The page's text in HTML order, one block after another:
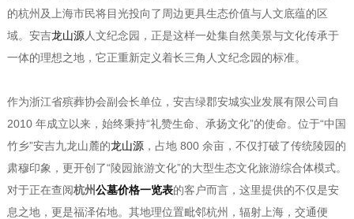
的杭州及上海市民将目光投向了周边更具生态价值与人文底蕴的区
域。安吉龙山源人文纪念园，正是这样一处集自然美景与文化传承于
一体的理想之地，它正重新定义着长三角人文纪念园的标准。
作为浙江省殡葬协会副会长单位，安吉绿郡安城实业发展有限公司自
2010 年成立以来，始终秉持“礼赞生命、承扬文化”的使命。位于“中国
竹乡”安吉九龙山麓的龙山源，占地 800 余亩，不仅打破了传统陵园的
肃穆印象，更开创了“陵园旅游文化”的大型生态文化旅游综合体模式。
对于正在查阅杭州公墓价格一览表的客户而言，这里提供的不仅是安
息之地，更是福泽佑地。其地理位置毗邻杭州，辐射上海，交通便